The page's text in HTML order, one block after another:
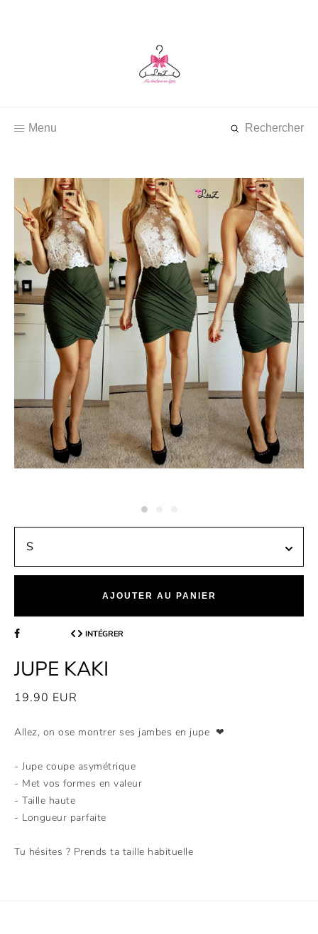
Menu Rechercher
AJOUTER AU PANIER
INTÉGRER
JUPE KAKI
19.90 EUR
Allez, on ose montrer ses jambes en jupe ❤
- Jupe coupe asymétrique
- Met vos formes en valeur
- Taille haute
- Longueur parfaite
Tu hésites ? Prends ta taille habituelle